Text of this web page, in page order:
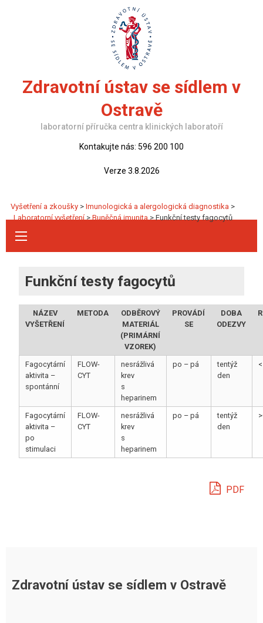
Zdravotní ústav se sídlem v
Ostravě
laboratorní příručka centra klinických laboratoří
Kontakujte nás: 596 200 100
Verze 3.8.2026
Vyšetření a zkoušky > Imunologická a alergologická diagnostika >
Laboratorní vyšetření>Buněčná imunita>Funkční testy fagocytů
Funkční testy fagocytů
NÁZEV
VYŠETŘENÍ
METODA
ODBĚROVÝ
MATERIÁL
(PRIMÁRNÍ
VZOREK)
PROVÁDÍ
SE
DOBA
ODEZVY
Fagocytární
aktivita –
spontánní
FLOW-
CYT
nesrážlivá
krev
s
heparinem
po – pá
tentýž
den
Fagocytární
aktivita –
po
stimulaci
FLOW-
CYT
nesrážlivá
krev
s
heparinem
po – pá
tentýž
den
PDF
Zdravotní ústav se sídlem v Ostravě